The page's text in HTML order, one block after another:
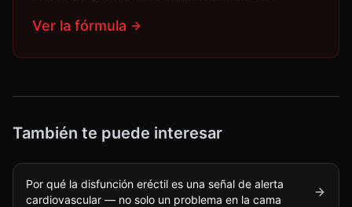
Ver la fórmula
También te puede interesar
Por qué la disfunción eréctil es una señal de alerta
cardiovascular — no solo un problema en la cama